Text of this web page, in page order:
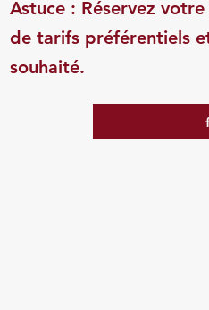
Astuce : Réservez
de tarifs préférentiels
souhaité.